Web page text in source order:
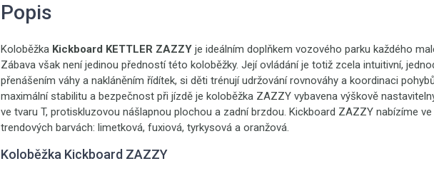
Popis
Koloběžka Kickboard KETTLER ZAZZY je ideálním doplňkem vozového parku každého
Zábava však není jedinou předností této koloběžky. Její ovládání je totiž zcela intuitivní,
přenášením váhy a nakláněním řídítek, si děti trénují udržování rovnováhy a koordinaci
maximální stabilitu a bezpečnost při jízdě je koloběžka ZAZZY vybavena výškově
ve tvaru T, protiskluzovou nášlapnou plochou a zadní brzdou. Kickboard ZAZZY nabízíme
trendových barvách: limetková, fuxiová, tyrkysová a oranžová.
Koloběžka Kickboard ZAZZY